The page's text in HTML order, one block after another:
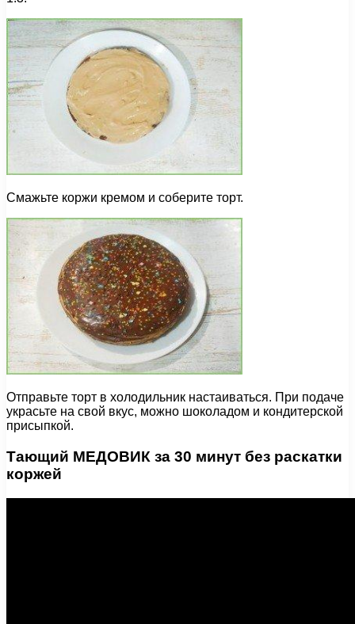
Смажьте коржи кремом и соберите торт.
Отправьте торт в холодильник настаиваться. При подаче
украсьте на свой вкус, можно шоколадом и кондитерской
присыпкой.
Тающий МЕДОВИК за 30 минут без раскатки
коржей